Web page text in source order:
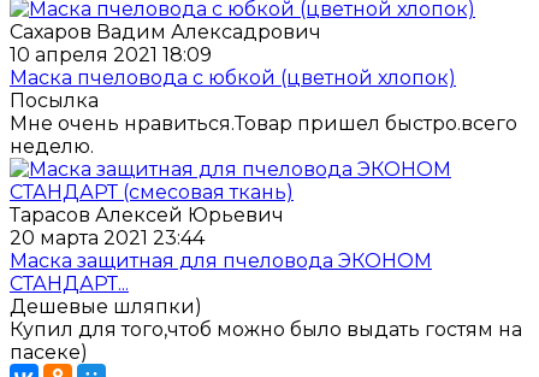
Сахаров Вадим Алексадрович
10 апреля 2021 18:09
Маска пчеловода с юбкой (цветной хлопок)
Посылка
Мне очень нравиться.Товар пришел быстро.всего
неделю.
Тарасов Алексей Юрьевич
20 марта 2021 23:44
Маска защитная для пчеловода ЭКОНОМ
СТАНДАРТ...
Дешевые шляпки)
Купил для того,чтоб можно было выдать гостям на
пасеке)